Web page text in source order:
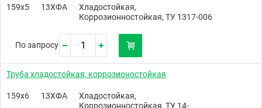
159х5 13ХФА
Хладостойкая,
Коррозионностойкая, ТУ 1317-006
По запросу
Труба хладостойкая, коррозионостойкая
159х6 13ХФА
Хладостойкая,
Коррозионностойкая, ТУ 14-